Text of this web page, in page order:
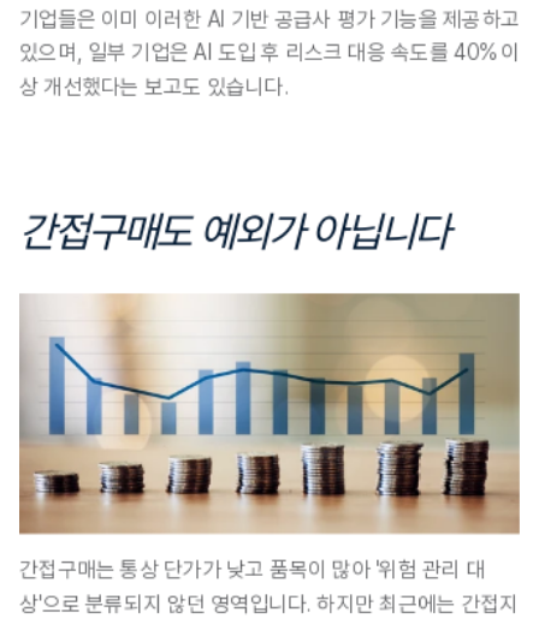
기업들은 이미 이러한 AI 기반 공급사 평가 기능을 제공하고
있으며, 일부 기업은 AI 도입 후 리스크 대응 속도를 40% 이
상 개선했다는 보고도 있습니다.
간접구매도 예외가 아닙니다
간접구매는 통상 단가가 낮고 품목이 많아 '위험 관리 대
상'으로 분류되지 않던 영역입니다. 하지만 최근에는 간접지